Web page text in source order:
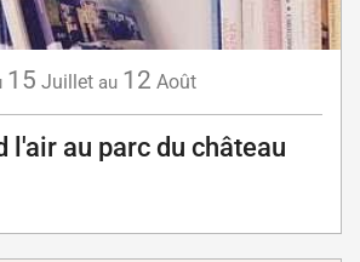
15 Juillet au 12 Août
l'air au parc du château